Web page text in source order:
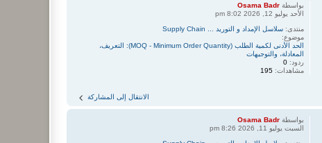
بواسطةOsama Badr
الأحد يوليو 12, 2026 8:02 pm
منتدى:سلاسل الإمداد و التوريد ... Supply Chain
موضوع:
الحد الأدنى لكمية الطلب (MOQ - Minimum Order Quantity): التعريف،
المعادلة، والتوجيهات
ردود:0
مشاهدات:195
الانتقال إلى المشاركة
بواسطةOsama Badr
السبت يوليو 11, 2026 8:26 pm